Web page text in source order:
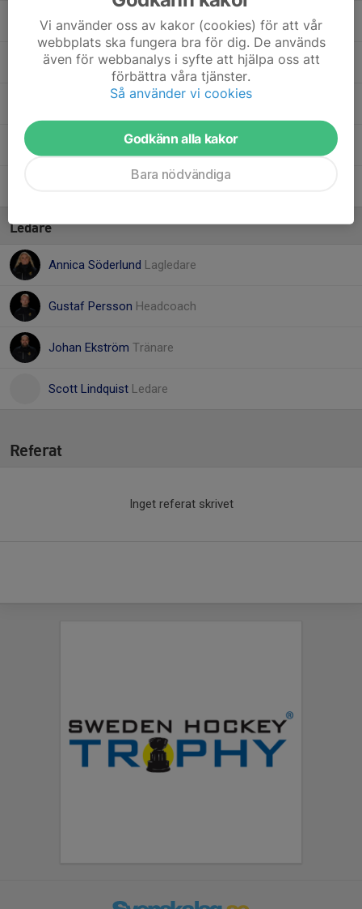
18. Oliwer Ekström
12. Oscar Beyer
16. Oscar Hamilton
92. Robin Brattberger
Ledare
Annica Söderlund Lagledare
Gustaf Persson Headcoach
Johan Ekström Tränare
Scott Lindquist Ledare
Referat
Inget referat skrivet
Vi använder oss av kakor (cookies) för att vår
webbplats ska fungera bra för dig. De används
även för webbanalys i syfte att hjälpa oss att
förbättra våra tjänster.
Så använder vi cookies
Godkänn alla kakor
Bara nödvändiga